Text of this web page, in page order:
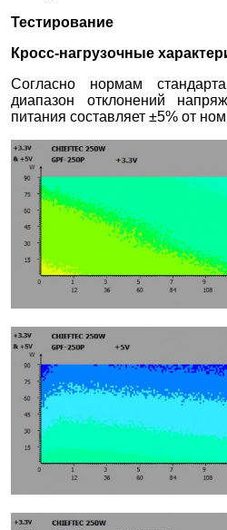
Тестирование
Кросс-нагрузочные
Согласно нормам
диапазон отклонений
питания составляет ±5% от